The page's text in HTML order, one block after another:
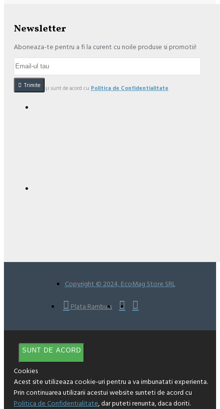
Newsletter
Aboneaza-te pentru a fi la curent cu noile produse si promotii!
Trimite
Am citit şi sunt de acord cu Politica de Confidentialitate
Copyright © 2024, EcoMag Store SRL
Plata Ramburs
SUNT DE ACORD
Cookies
Acest site utilizeaza cookie-uri pentru a va imbunatati experienta.
Prin continuarea utilizarii acestui website sunteti de acord cu
Politica de Confidentialitate, dar puteti renunta, daca doriti.